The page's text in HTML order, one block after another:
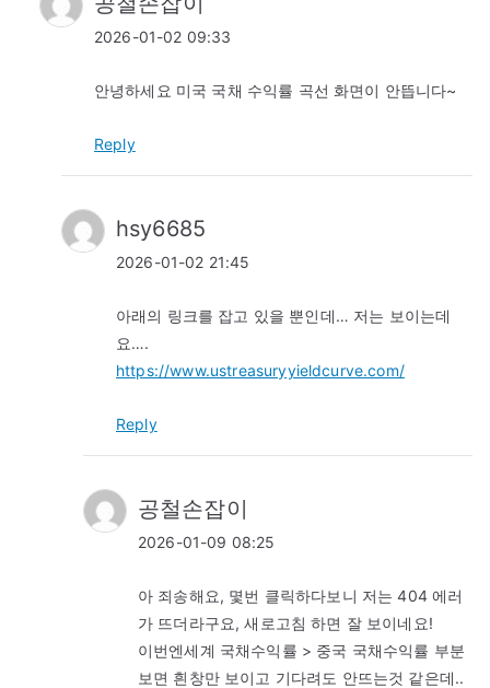
2026-01-02 09:33
안녕하세요 미국 국채 수익률 곡선 화면이 안뜹니다~
Reply
hsy6685
2026-01-02 21:45
아래의 링크를 잡고 있을 뿐인데… 저는 보이는데
요….
https://www.ustreasuryyieldcurve.com/
Reply
공철손잡이
2026-01-09 08:25
아 죄송해요, 몇번 클릭하다보니 저는 404 에러
가 뜨더라구요, 새로고침 하면 잘 보이네요!
이번엔세계 국채수익률 > 중국 국채수익률 부분
보면 흰창만 보이고 기다려도 안뜨는것 같은데..